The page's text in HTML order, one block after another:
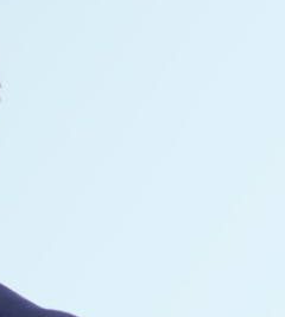
倒産
および経済安全保
ジャー・カジノ
公共団体・公的
ン
ッセル